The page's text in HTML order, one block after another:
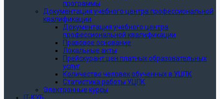
программы
Документация учебного центра профессиональной
квалификации
Документация учебного центра
профессиональной квалификации
Правовое основание
Локальные акты
Прейскурант цен платных образовательных
услуг
Количество человек обученных в УЦПК
Статистика работы УЦПК
Электронные курсы